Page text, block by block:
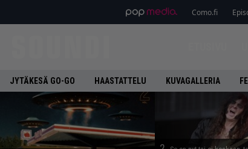
Como.fi
JYTÄKESÄ GO-GO HAASTATTELU KUVAGALLERIA